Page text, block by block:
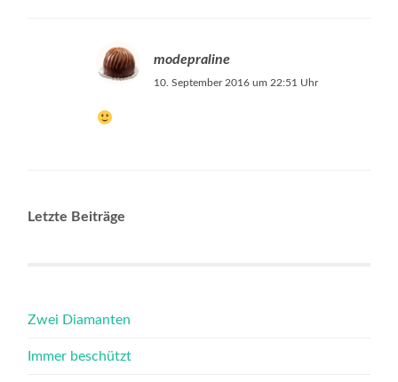
modepraline
10. September 2016 um 22:51 Uhr
Letzte Beiträge
Zwei Diamanten
Immer beschützt